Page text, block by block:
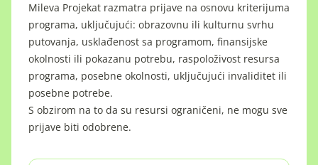
Mileva Projekat razmatra prijave na osnovu kriterijuma
programa, uključujući: obrazovnu ili kulturnu svrhu
putovanja, usklađenost sa programom, finansijske
okolnosti ili pokazanu potrebu, raspoloživost resursa
programa, posebne okolnosti, uključujući invaliditet ili
posebne potrebe.
S obzirom na to da su resursi ograničeni, ne mogu sve
prijave biti odobrene.